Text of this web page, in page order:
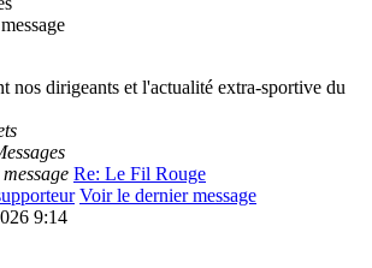
nos dirigeants et l'actualité extra-sportive du
Re: Le Fil Rouge
Voir le dernier message
9:14